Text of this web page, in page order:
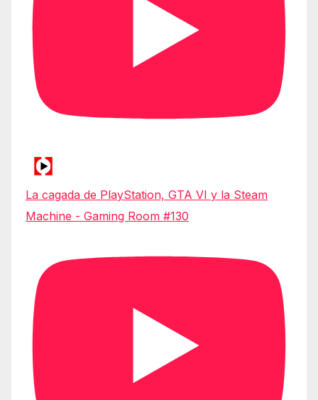
La cagada de PlayStation, GTA VI y la Steam
Machine - Gaming Room #130